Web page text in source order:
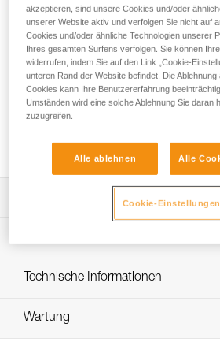
Schutz ohne Abstriche bei der
Lederschicht und die Verstärkungen
Handfläche bei langen Abseilfahrten
Verbrennungen. Die Fingerspitzen
Handbereiche sind für eine erhöhte
verstärkt. Der Handrücken ist aus
Nylonstretch an den Gelenken
Neoprenbündchen mit Klettverschluss
Klettergurt zu befestigen.
Leistungsverzeichnis
Handfläche.
Strapazierfähige doppelte
Der Handrücken besteht aus
abriebfestem Nylonstretch an den
Material: Ziegenleder, Nylonstretch
NSN: 8415-01-606-2512
Zertifizierung CE EN 388 (3123): -
Technische Informationen
Das PDF herunterladen technical-
CORDEX-PLUS-1
Wartung
akzeptieren, sind unsere Cookies und/oder
unserer Website aktiv und verfolgen Sie nicht auf
Cookies und/oder ähnliche Technologien unserer
Ihres gesamten Surfens verfolgen. Sie können
widerrufen, indem Sie auf den Link „Cookie-
unteren Rand der Website befindet. Die
Cookies kann Ihre Benutzererfahrung
Umständen wird eine solche Ablehnung Sie daran
zuzugreifen.
Alle ablehnen Alle
Cookie-Einstellungen